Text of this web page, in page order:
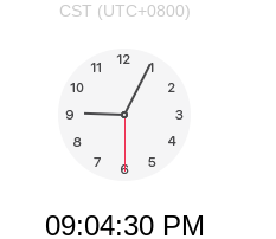
CST (UTC+0800)
09:04:31 PM